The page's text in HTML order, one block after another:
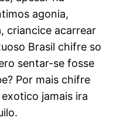
agonia,
criancice acarrear
Brasil chifre so
sentar-se fosse
Por mais chifre
jamais ira